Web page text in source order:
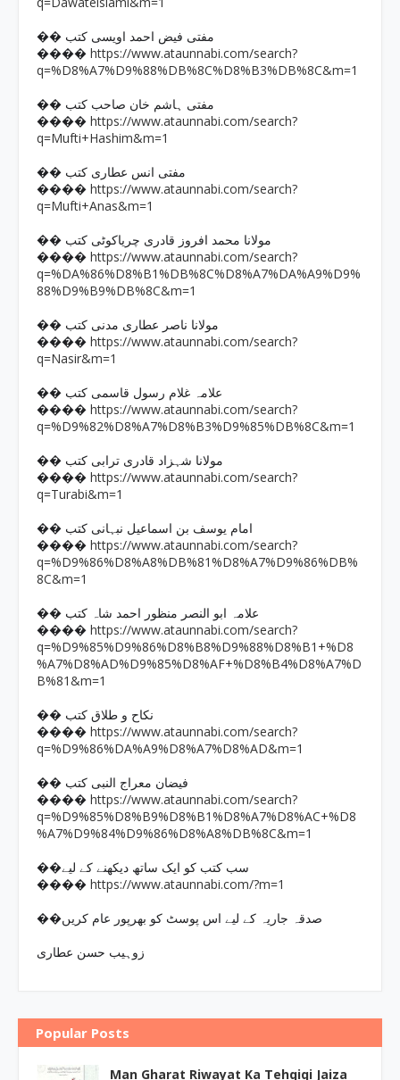
�� مفتی فیض احمد اویسی کتب
���� https://www.ataunnabi.com/search?
q=%D8%A7%D9%88%DB%8C%D8%B3%DB%8C&m=1
�� مفتی ہاشم خان صاحب کتب
���� https://www.ataunnabi.com/search?
q=Mufti+Hashim&m=1
�� مفتی انس عطاری کتب
���� https://www.ataunnabi.com/search?
q=Mufti+Anas&m=1
�� مولانا محمد افروز قادری چریاکوٹی کتب
���� https://www.ataunnabi.com/search?
q=%DA%86%D8%B1%DB%8C%D8%A7%DA%A9%D9%
88%D9%B9%DB%8C&m=1
�� مولانا ناصر عطاری مدنی کتب
���� https://www.ataunnabi.com/search?
q=Nasir&m=1
�� علامہ غلام رسول قاسمی کتب
���� https://www.ataunnabi.com/search?
q=%D9%82%D8%A7%D8%B3%D9%85%DB%8C&m=1
�� مولانا شہزاد قادری ترابی کتب
���� https://www.ataunnabi.com/search?
q=Turabi&m=1
�� امام یوسف بن اسماعیل نبہانی کتب
���� https://www.ataunnabi.com/search?
q=%D9%86%D8%A8%DB%81%D8%A7%D9%86%DB%
8C&m=1
�� علامہ ابو النصر منظور احمد شاہ کتب
���� https://www.ataunnabi.com/search?
q=%D9%85%D9%86%D8%B8%D9%88%D8%B1+%D8
%A7%D8%AD%D9%85%D8%AF+%D8%B4%D8%A7%D
B%81&m=1
�� نکاح و طلاق کتب
���� https://www.ataunnabi.com/search?
q=%D9%86%DA%A9%D8%A7%D8%AD&m=1
�� فیضان معراج النبی کتب
���� https://www.ataunnabi.com/search?
q=%D9%85%D8%B9%D8%B1%D8%A7%D8%AC+%D8
%A7%D9%84%D9%86%D8%A8%DB%8C&m=1
��سب کتب کو ایک ساتھ دیکھنے کے لیے
���� https://www.ataunnabi.com/?m=1
��صدقہ جاریہ کے لیے اس پوسٹ کو بھرپور عام کریں
زوہیب حسن عطاری
Popular Posts
Man Gharat Riwayat Ka Tehqiqi Jaiza